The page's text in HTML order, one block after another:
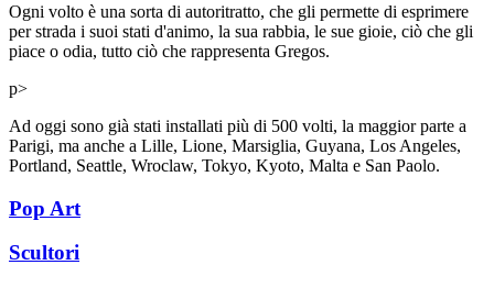
Ogni volto è una sorta di autoritratto, che gli permette di esprimere
per strada i suoi stati d'animo, la sua rabbia, le sue gioie, ciò che gli
piace o odia, tutto ciò che rappresenta Gregos.
p>
Ad oggi sono già stati installati più di 500 volti, la maggior parte a
Parigi, ma anche a Lille, Lione, Marsiglia, Guyana, Los Angeles,
Portland, Seattle, Wroclaw, Tokyo, Kyoto, Malta e San Paolo.
Pop Art
Scultori